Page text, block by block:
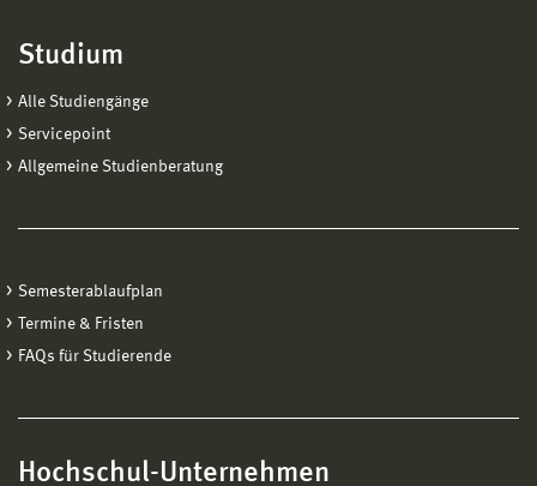
Studium
Alle Studiengänge
Servicepoint
Allgemeine Studienberatung
Semesterablaufplan
Termine & Fristen
FAQs für Studierende
Hochschul-Unternehmen